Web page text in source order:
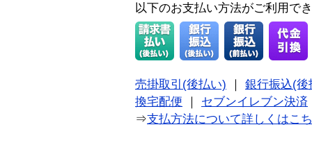
以下のお支払い方法がご利用で
売掛取引(後払い)
銀行振込(後
換宅配便
セブンイレブン決済
⇒支払方法について詳しくはこ